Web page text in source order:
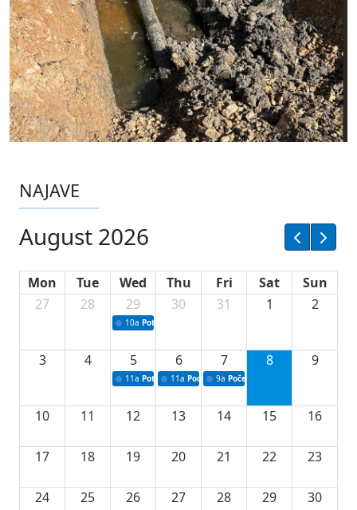
NAJAVE
August 2026
Mon Tue Wed Thu Fri Sat
Sun
27
28 29
10a Potpisivanje ugovora sa neprofitnim
30 31 1 2
3 4 5
11a Potpisivanje ugovora o stipendijama za
6
11a Podrška razvoju vodne infrastrukture u
7
9a Početak izgradnje nove
8 9
10 11 12 13 14 15 16
17 18 19 20 21 22 23
24 25 26 27 28 29 30